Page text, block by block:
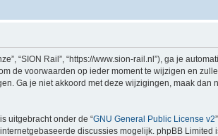
“SION Rail”, “https://www.sion-rail.nl”), ga je
de voorwaarden op ieder moment te wijzigen en
Ga je niet akkoord met deze wijzigingen, maak dan
uitgebracht onder de “GNU General Public License v2
discussies mogelijk. phpBB